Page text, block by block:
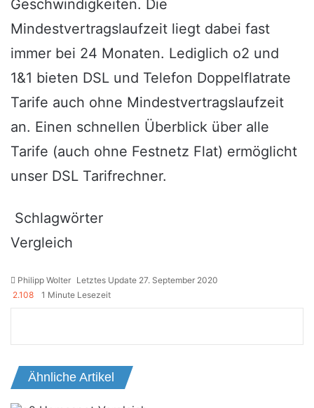
Geschwindigkeiten. Die
Mindestvertragslaufzeit liegt dabei fast
immer bei 24 Monaten. Lediglich o2 und
1&1 bieten DSL und Telefon Doppelflatrate
Tarife auch ohne Mindestvertragslaufzeit
an. Einen schnellen Überblick über alle
Tarife (auch ohne Festnetz Flat) ermöglicht
unser DSL Tarifrechner.
Schlagwörter
Vergleich
Philipp Wolter Letztes Update 27. September 2020
2.108
1 Minute Lesezeit
Mail
Ähnliche Artikel